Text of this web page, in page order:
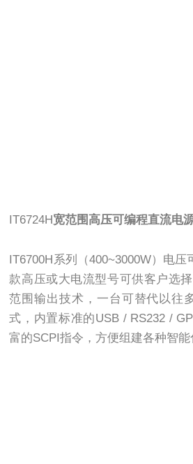
IT6724H宽范围高压可编程直流电
IT6700H系列（400~3000W）电压
款高压或大电流型号可供客户选
范围输出技术，一台可替代以往
式，内置标准的USB / RS232 /
富的SCPI指令，方便组建各种智能